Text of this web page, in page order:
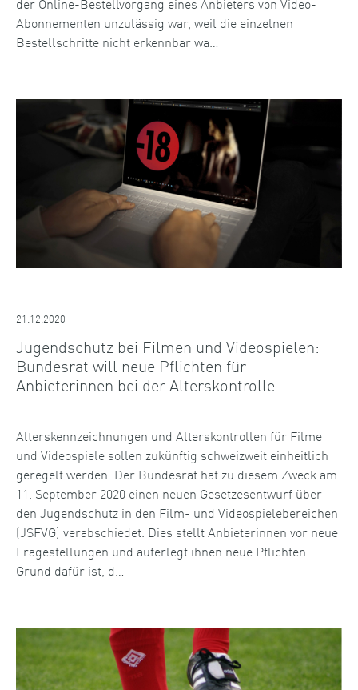
Abonnementen unzulässig war, weil die einzelnen
Bestellschritte nicht erkennbar wa…
21.12.2020
Jugendschutz bei Filmen und Videospielen:
Bundesrat will neue Pflichten für
Anbieterinnen bei der Alterskontrolle
Alterskennzeichnungen und Alterskontrollen für Filme
und Videospiele sollen zukünftig schweizweit einheitlich
geregelt werden. Der Bundesrat hat zu diesem Zweck am
11. September 2020 einen neuen Gesetzesentwurf über
den Jugendschutz in den Film- und Videospielebereichen
(JSFVG) verabschiedet. Dies stellt Anbieterinnen vor neue
Fragestellungen und auferlegt ihnen neue Pflichten.
Grund dafür ist, d…